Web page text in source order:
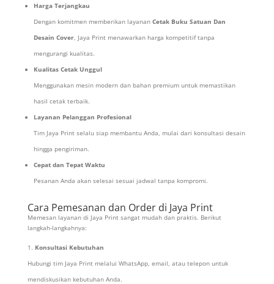
Harga Terjangkau
Dengan komitmen memberikan layanan Cetak Buku Satuan Dan
Desain Cover, Jaya Print menawarkan harga kompetitif tanpa
mengurangi kualitas.
Kualitas Cetak Unggul
Menggunakan mesin modern dan bahan premium untuk memastikan
hasil cetak terbaik.
Layanan Pelanggan Profesional
Tim Jaya Print selalu siap membantu Anda, mulai dari konsultasi desain
hingga pengiriman.
Cepat dan Tepat Waktu
Pesanan Anda akan selesai sesuai jadwal tanpa kompromi.
Cara Pemesanan dan Order di Jaya Print
Memesan layanan di Jaya Print sangat mudah dan praktis. Berikut
langkah-langkahnya:
Konsultasi Kebutuhan
Hubungi tim Jaya Print melalui WhatsApp, email, atau telepon untuk
mendiskusikan kebutuhan Anda.